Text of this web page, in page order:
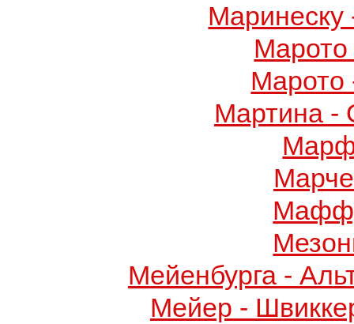
Марото
Марото
Мартина -
Мейенбурга -
Мейер -